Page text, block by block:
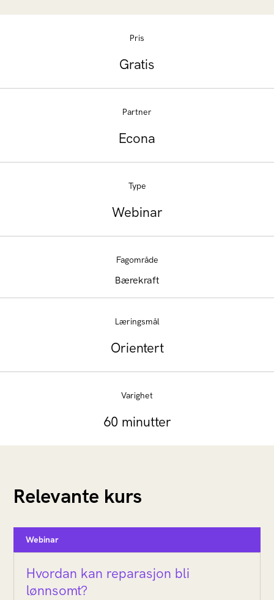
Pris
Gratis
Partner
Econa
Type
Webinar
Fagområde
Bærekraft
Læringsmål
Orientert
Varighet
60 minutter
Relevante kurs
Webinar
Hvordan kan reparasjon bli
lønnsomt?